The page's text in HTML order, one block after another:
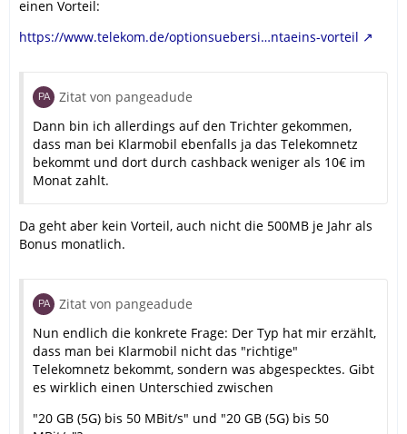
einen Vorteil:
https://www.telekom.de/optionsuebersi…ntaeins-vorteil
Zitat von pangeadude
Dann bin ich allerdings auf den Trichter gekommen,
dass man bei Klarmobil ebenfalls ja das Telekomnetz
bekommt und dort durch cashback weniger als 10€ im
Monat zahlt.
Da geht aber kein Vorteil, auch nicht die 500MB je Jahr als
Bonus monatlich.
Zitat von pangeadude
Nun endlich die konkrete Frage: Der Typ hat mir erzählt,
dass man bei Klarmobil nicht das "richtige"
Telekomnetz bekommt, sondern was abgespecktes. Gibt
es wirklich einen Unterschied zwischen
"20 GB (5G) bis 50 MBit/s" und "20 GB (5G) bis 50